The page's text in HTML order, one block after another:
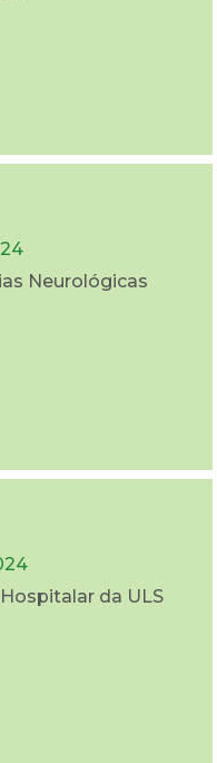
Neurológicas
da ULS